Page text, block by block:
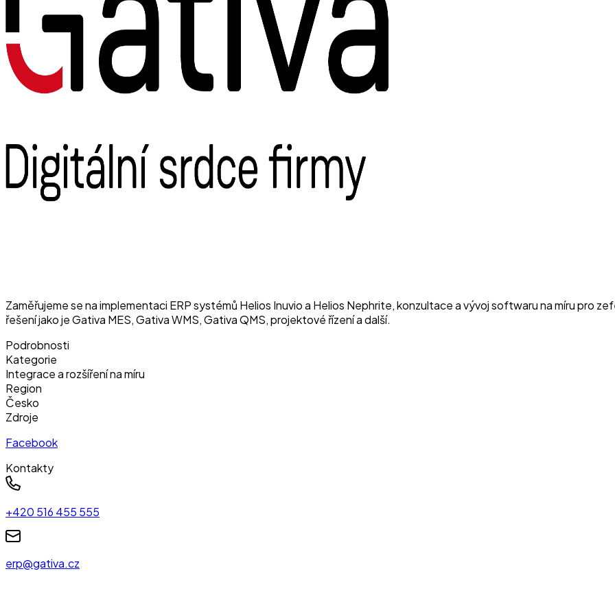
Zaměřujeme se na implementaci ERP systémů Helios Inuvio a Helios Nephrite, konzultace a vývoj softwaru na míru pro
řešení jako je Gativa MES, Gativa WMS, Gativa QMS, projektové řízení a další.
Podrobnosti
Kategorie
Integrace a rozšíření na míru
Region
Česko
Zdroje
Facebook
Kontakty
+420 516 455 555
erp@gativa.cz